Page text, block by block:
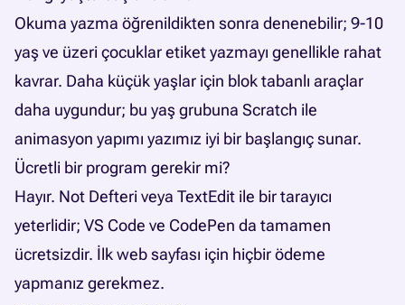
Okuma yazma öğrenildikten sonra denenebilir; 9-10
yaş ve üzeri çocuklar etiket yazmayı genellikle rahat
kavrar. Daha küçük yaşlar için blok tabanlı araçlar
daha uygundur; bu yaş grubuna Scratch ile
animasyon yapımı yazımız iyi bir başlangıç sunar.
Ücretli bir program gerekir mi?
Hayır. Not Defteri veya TextEdit ile bir tarayıcı
yeterlidir; VS Code ve CodePen da tamamen
ücretsizdir. İlk web sayfası için hiçbir ödeme
yapmanız gerekmez.